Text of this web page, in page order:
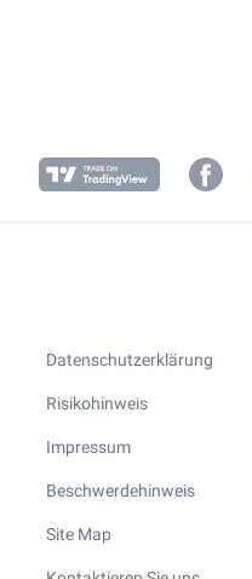
Datenschutzerklärung
Risikohinweis
Impressum
Beschwerdehinweis
Site Map